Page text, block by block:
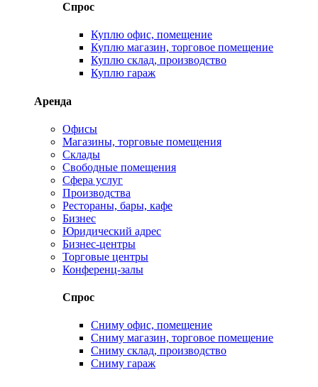
Спрос
Куплю офис, помещение
Куплю магазин, торговое помещение
Куплю склад, производство
Куплю гараж
Аренда
Офисы
Магазины, торговые помещения
Склады
Свободные помещения
Сфера услуг
Производства
Рестораны, бары, кафе
Бизнес
Юридический адрес
Бизнес-центры
Торговые центры
Конференц-залы
Спрос
Сниму офис, помещение
Сниму магазин, торговое помещение
Сниму склад, производство
Сниму гараж